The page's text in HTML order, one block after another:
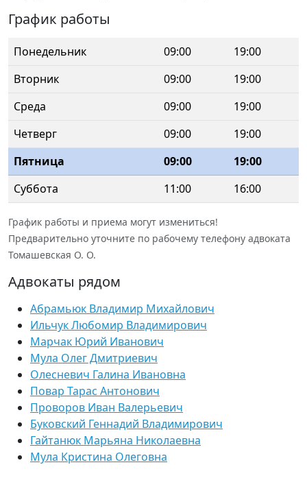
График работы
Понедельник 09:00
19:00
Вторник
09:00
19:00
Среда
09:00
19:00
Четверг
09:00
19:00
Пятница
09:00
19:00
Суббота
11:00 16:00
График работы и приема могут измениться!
Предварительно уточните по рабочему телефону адвоката
Томашевская О. О.
Адвокаты рядом
Абрамьюк Владимир Михайлович
Ильчук Любомир Владимирович
Марчак Юрий Иванович
Мула Олег Дмитриевич
Олесневич Галина Ивановна
Повар Тарас Антонович
Проворов Иван Валерьевич
Буковский Геннадий Владимирович
Гайтанюк Марьяна Николаевна
Мула Кристина Олеговна